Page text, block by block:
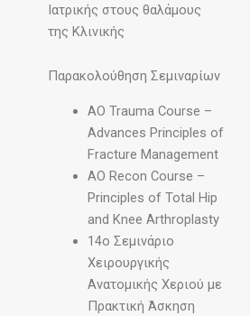
Ιατρικής στους θαλάμους
της Κλινικής
Παρακολούθηση Σεμιναρίων
AO Trauma Course –
Advances Principles of
Fracture Management
AO Recon Course –
Principles of Total Hip
and Knee Arthroplasty
14ο Σεμινάριο
Χειρουργικής
Ανατομικής Χεριού με
Πρακτική Άσκηση